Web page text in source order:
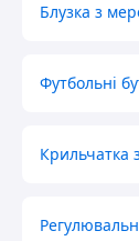
Блузка з
Футбольні
Крильчатка